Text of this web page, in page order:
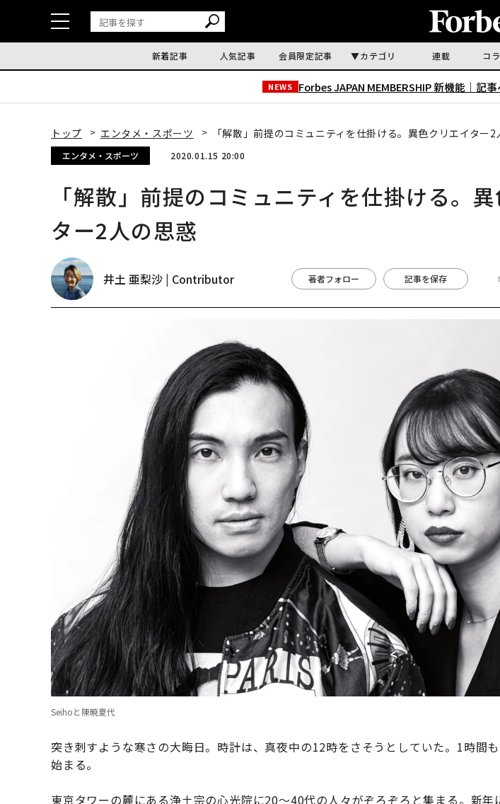
新着記事 人気記事 会員限定記事 カテゴリ 連載 コ
NEWS Forbes JAPAN MEMBERSHIP 新機能｜ 記
トップ エンタメ・スポーツ 「解散」前提のコミュニティを仕掛ける。異色クリエイター
エンタメ・スポーツ 2020.01.15 20:00
「解散」前提のコミュニティを仕掛ける。
ター2人の思惑
井土 亜梨沙 | Contributor 著者フォロー 記事を保存
Seihoと陳暁夏代
突き刺すような寒さの大晦日。時計は、真夜中の12時をさそうとしていた。1時間
始まる。
東京タワーの麓にある浄土宗の心光院に20〜40代の人々がぞろぞろと集まる。新年